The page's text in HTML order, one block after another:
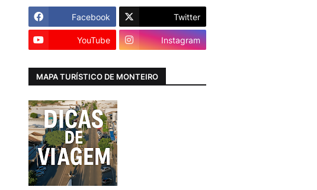
Facebook Twitter
YouTube Instagram
MAPA TURÍSTICO DE MONTEIRO